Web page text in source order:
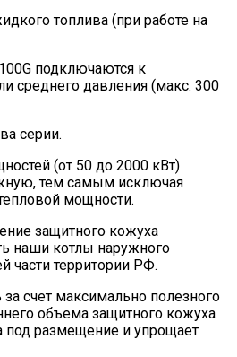
топлива (при работе на
подключаются к
среднего давления (макс. 300
серии.
(от 50 до 2000 кВт)
тем самым исключая
мощности.
защитного кожуха
наши котлы наружного
части территории РФ.
счет максимально полезного
объема защитного кожуха
под размещение и упрощает